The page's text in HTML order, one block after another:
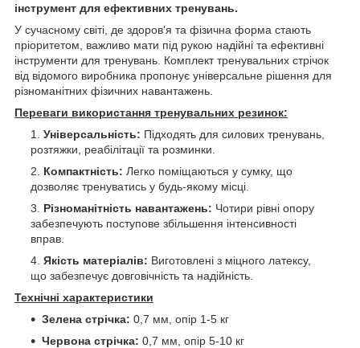
інструмент для ефективних тренувань.
У сучасному світі, де здоров'я та фізична форма стають
пріоритетом, важливо мати під рукою надійні та ефективні
інструменти для тренувань. Комплект тренувальних стрічок
від відомого виробника пропонує універсальне рішення для
різноманітних фізичних навантажень.
Переваги використання тренувальних резинок:
Універсальність: Підходять для силових тренувань,
розтяжки, реабілітації та розминки.
Компактність: Легко поміщаються у сумку, що
дозволяє тренуватись у будь-якому місці.
Різноманітність навантажень: Чотири рівні опору
забезпечують поступове збільшення інтенсивності
вправ.
Якість матеріалів: Виготовлені з міцного латексу,
що забезпечує довговічність та надійність.
Технічні характеристики
Зелена стрічка: 0,7 мм, опір 1-5 кг
Червона стрічка: 0,7 мм, опір 5-10 кг